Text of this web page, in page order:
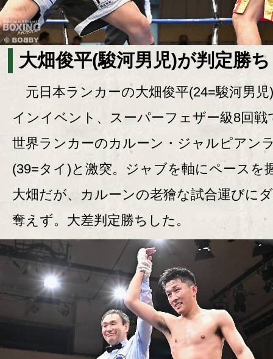
大畑俊平(駿河男児)が判定勝ち
元日本ランカーの大畑俊平(24=駿河男児
インイベント、スーパーフェザー級8回戦
世界ランカーのカルーン・ジャルピアン
(39=タイ)と激突。ジャブを軸にペースを
大畑だが、カルーンの老獪な試合運びに
奪えず。大差判定勝ちした。